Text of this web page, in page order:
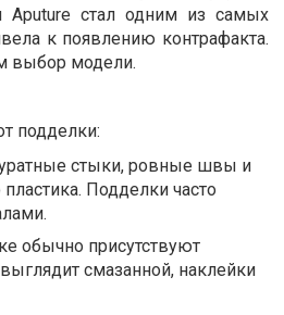
стал одним из самых
к появлению контрафакта.
выбор модели.
подделки:
стыки, ровные швы и
Подделки часто
обычно присутствуют
смазанной, наклейки